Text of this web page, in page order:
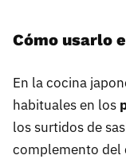
Cómo usarlo
En la cocina
habituales en los
los surtidos de
complemento del